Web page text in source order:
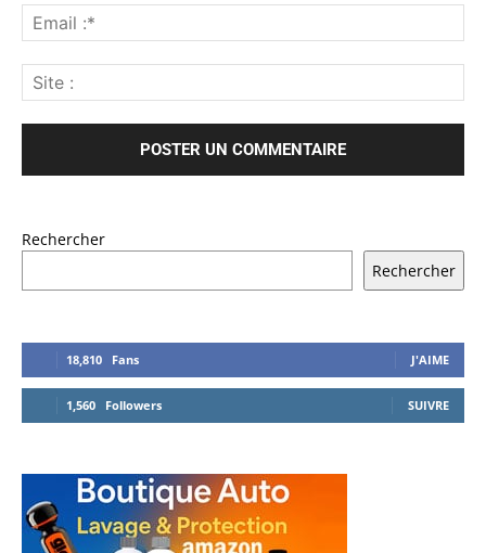
Rechercher
Rechercher
18,810 Fans J'AIME
1,560 Followers SUIVRE